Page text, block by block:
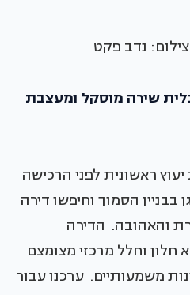
צילום: נדב פקט
שירה מוסקל ומעצבת
יעוץ ראשונית לפני הרכישה
הסמוך וחיפשו דירה
והאהובה. הדירה
וחלל מרכזי מצומצם
משמעותיים. ערכנו עבור